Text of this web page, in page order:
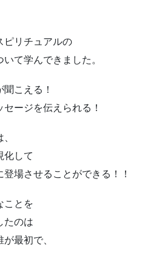
ピリチュアルの
いて学んできました。
聞こえる！
セージを伝えられる！
化して
登場させることができる！！
ことを
たのは
が最初で、